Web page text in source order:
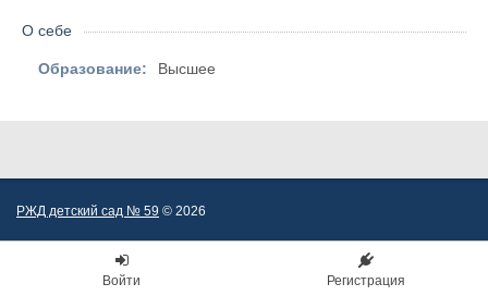
О себе
Образование: Высшее
РЖД детский сад № 59 © 2026
Войти Регистрация